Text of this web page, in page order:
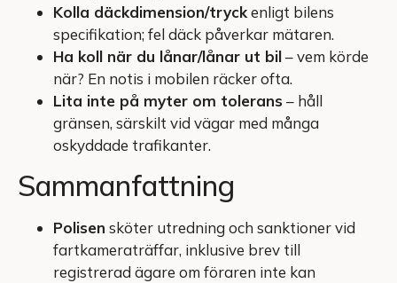
Kolla däckdimension/tryckenligt bilens
specifikation; fel däck påverkar mätaren.
Ha koll när du lånar/lånar ut bil– vem körde
när? En notis i mobilen räcker ofta.
Lita inte på myter om tolerans – håll
gränsen, särskilt vid vägar med många
oskyddade trafikanter.
Sammanfattning
Polisen sköter utredning och sanktioner vid
fartkameraträffar, inklusive brev till
registrerad ägare om föraren inte kan